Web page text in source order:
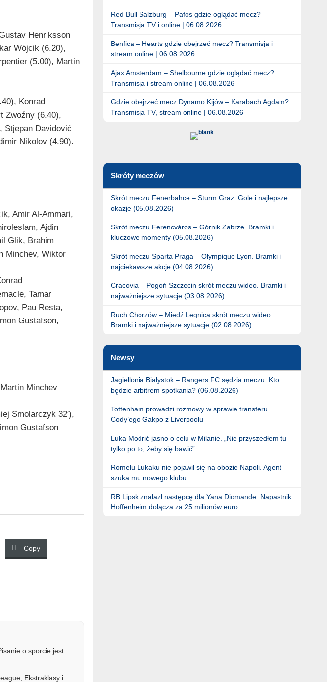
Henriksson
Wójcik (6.20),
(5.00), Martin
Konrad
Zwoźny (6.40),
Stjepan Davidović
Nikolov (4.90).
Amir Al-Ammari,
Ajdin
Glik, Brahim
Minchev, Wiktor
Tamar
Pau Resta,
Gustafson,
Minchev
Smolarczyk 32′),
Gustafson
Copy
o sporcie jest
Ekstraklasy i
Red Bull Salzburg – Pafos gdzie oglądać mecz?
Transmisja TV i online | 06.08.2026
Benfica – Hearts gdzie obejrzeć mecz? Transmisja i
stream online | 06.08.2026
Ajax Amsterdam – Shelbourne gdzie oglądać mecz?
Transmisja i stream online | 06.08.2026
Gdzie obejrzeć mecz Dynamo Kijów – Karabach Agdam?
Transmisja TV, stream online | 06.08.2026
Skróty meczów
Skrót meczu Fenerbahce – Sturm Graz. Gole i najlepsze
okazje (05.08.2026)
Skrót meczu Ferencváros – Górnik Zabrze. Bramki i
kluczowe momenty (05.08.2026)
Skrót meczu Sparta Praga – Olympique Lyon. Bramki i
najciekawsze akcje (04.08.2026)
Cracovia – Pogoń Szczecin skrót meczu wideo. Bramki i
najważniejsze sytuacje (03.08.2026)
Ruch Chorzów – Miedź Legnica skrót meczu wideo.
Bramki i najważniejsze sytuacje (02.08.2026)
Newsy
Jagiellonia Białystok – Rangers FC sędzia meczu. Kto
będzie arbitrem spotkania? (06.08.2026)
Tottenham prowadzi rozmowy w sprawie transferu
Cody’ego Gakpo z Liverpoolu
Luka Modrić jasno o celu w Milanie. „Nie przyszedłem tu
tylko po to, żeby się bawić”
Romelu Lukaku nie pojawił się na obozie Napoli. Agent
szuka mu nowego klubu
RB Lipsk znalazł następcę dla Yana Diomande. Napastnik
Hoffenheim dołącza za 25 milionów euro